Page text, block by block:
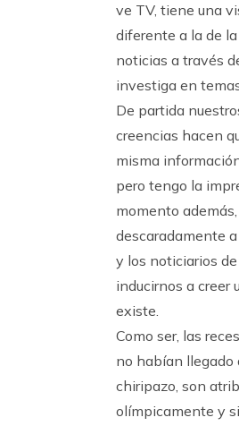
ve TV, tiene una
diferente a la de
noticias a través
investiga en
De partida
creencias hacen
misma
pero tengo la
momento
descaradamente
y los noticiarios
inducirnos a creer
existe.
Como ser, las
no habían llegado
chiripazo, son
olímpicamente y